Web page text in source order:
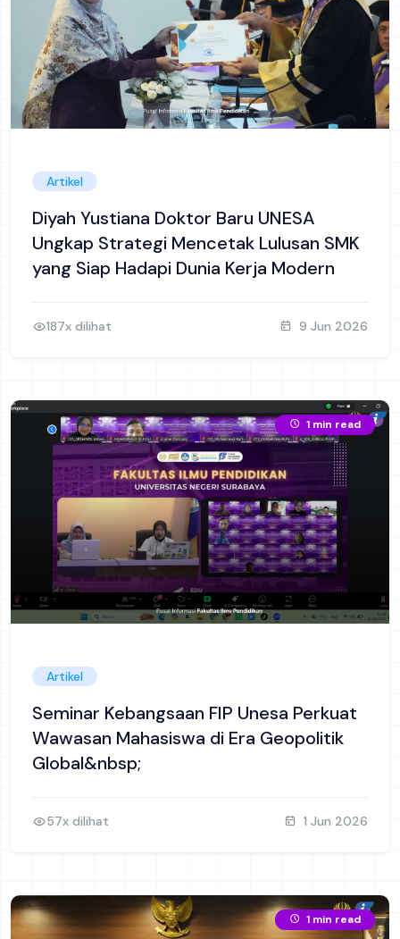
Artikel
Diyah Yustiana Doktor Baru UNESA
Ungkap Strategi Mencetak Lulusan SMK
yang Siap Hadapi Dunia Kerja Modern
187x dilihat 9 Jun 2026
1 min read
Artikel
Seminar Kebangsaan FIP Unesa Perkuat
Wawasan Mahasiswa di Era Geopolitik
Global&nbsp;
57x dilihat 1 Jun 2026
1 min read